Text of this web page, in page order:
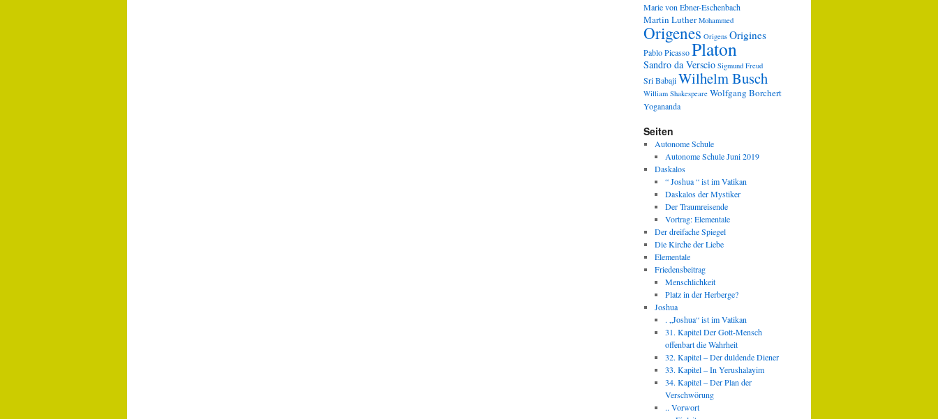
Marie von Ebner-Eschenbach
Martin Luther Mohammed
Origenes Origens Origines
Pablo PicassoPlaton
Sandro da Verscio Sigmund Freud
Sri BabajiWilhelm Busch
William Shakespeare Wolfgang Borchert
Yogananda
Seiten
Autonome Schule
Autonome Schule Juni 2019
Daskalos
“ Joshua “ ist im Vatikan
Daskalos der Mystiker
Der Traumreisende
Vortrag: Elementale
Der dreifache Spiegel
Die Kirche der Liebe
Elementale
Friedensbeitrag
Menschlichkeit
Platz in der Herberge?
Joshua
. „Joshua“ ist im Vatikan
31. Kapitel Der Gott-Mensch
offenbart die Wahrheit
32. Kapitel – Der duldende Diener
33. Kapitel – In Yerushalayim
34. Kapitel – Der Plan der
Verschwörung
.. Vorwort